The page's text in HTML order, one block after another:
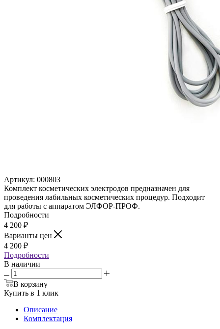
Артикул: 000803
Комплект косметических электродов предназначен для
проведения лабильных косметических процедур. Подходит
для работы с аппаратом ЭЛФОР-ПРОФ.
Подробности
4 200 ₽
Варианты цен
4 200 ₽
Подробности
В наличии
В корзину
Купить в 1 клик
Описание
Комплектация